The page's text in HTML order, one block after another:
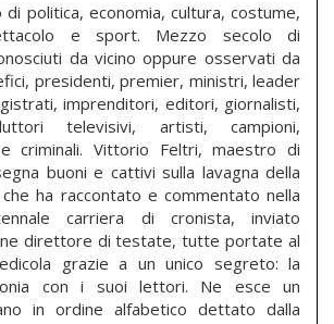
di politica, economia, cultura, costume,
e sport. Mezzo secolo di
da vicino oppure osservati da
presidenti, premier, ministri, leader
imprenditori, editori, giornalisti,
televisivi, artisti, campioni,
e criminali. Vittorio Feltri, maestro di
buoni e cattivi sulla lavagna della
ha raccontato e commentato nella
carriera di cronista, inviato
direttore di testate, tutte portate al
grazie a un unico segreto: la
con i suoi lettori. Ne esce un
in ordine alfabetico dettato dalla